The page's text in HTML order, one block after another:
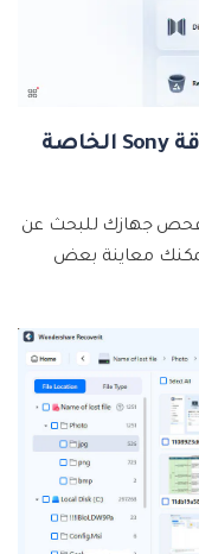
الخطوة 2. فحص الكاميرا أو بطاقة Sony الخاصة
فحص جهازك للبحث عن
معاينة بعض